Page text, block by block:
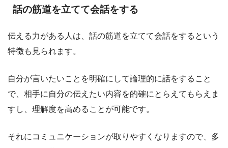
話の筋道を立てて会話をする
伝える力がある人は、話の筋道を立てて会話をするという
特徴も見られます。
自分が言いたいことを明確にして論理的に話をすること
で、相手に自分の伝えたい内容を的確にとらえてもらえま
すし、理解度を高めることが可能です。
それにコミュニケーションが取りやすくなりますので、多